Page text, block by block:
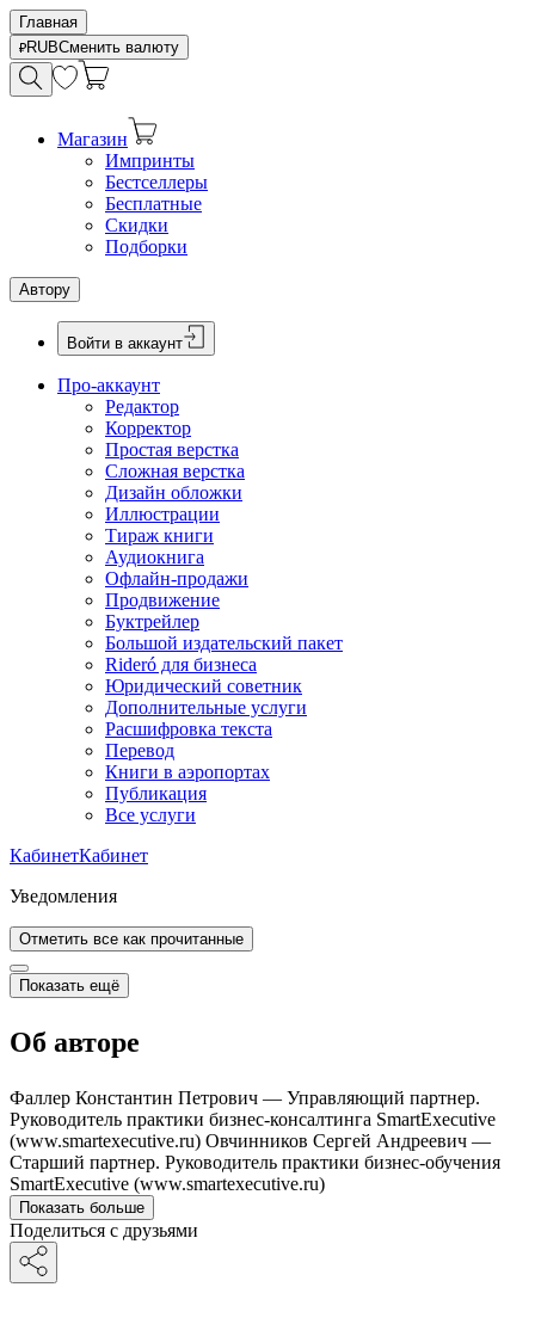
Главная
RUBСменить валюту
Магазин
Импринты
Бестселлеры
Бесплатные
Скидки
Подборки
Автору
Войти в аккаунт
Про-аккаунт
Редактор
Корректор
Простая верстка
Сложная верстка
Дизайн обложки
Иллюстрации
Тираж книги
Аудиокнига
Офлайн-продажи
Продвижение
Буктрейлер
Большой издательский пакет
Rideró для бизнеса
Юридический советник
Дополнительные услуги
Расшифровка текста
Перевод
Книги в аэропортах
Публикация
Все услуги
КабинетКабинет
Уведомления
Отметить все как прочитанные
Показать ещё
Об авторе
Фаллер Константин Петрович — Управляющий партнер.
Руководитель практики бизнес-консалтинга SmartExecutive
(www.smartexecutive.ru) Овчинников Сергей Андреевич —
Старший партнер. Руководитель практики бизнес-обучения
SmartExecutive (www.smartexecutive.ru)
Показать больше
Поделиться с друзьями